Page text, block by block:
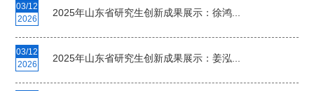
03/12
2026
2025年山东省研究生创新成果展示：徐鸿...
03/12
2026
2025年山东省研究生创新成果展示：姜泓...